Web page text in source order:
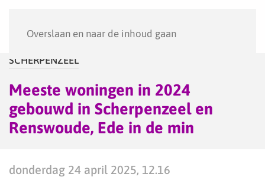
Overslaan en naar de inhoud gaan
SCHERPENZEEL
Meeste woningen in 2024
gebouwd in Scherpenzeel en
Renswoude, Ede in de min
donderdag 24 april 2025, 12.16